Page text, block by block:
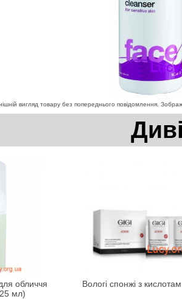
вигляд товару без попереднього повідомлення.
обличчя
мл)
Вологі спонжі з